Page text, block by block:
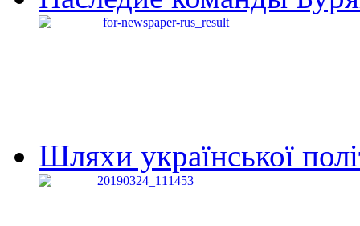
Шляхи української